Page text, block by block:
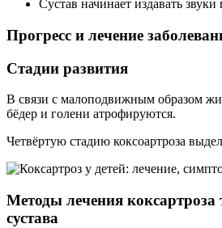
Сустав начинает издавать звуки
Прогресс и лечение
Стадии развития
В связи с малоподвижным образом
бёдер и голени атрофируются.
Четвёртую стадию коксоартроза
Методы лечения коксартроза
сустава